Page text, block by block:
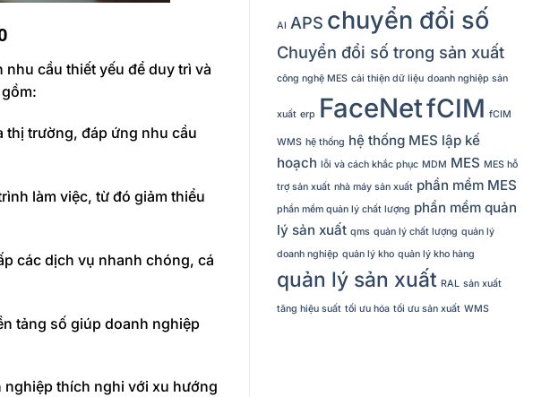
cầu thiết yếu để duy trì và
thị trường, đáp ứng nhu cầu
làm việc, từ đó giảm thiểu
các dịch vụ nhanh chóng, cá
tảng số giúp doanh nghiệp
thích nghi với xu hướng
AI APS chuyển đổi số
Chuyển đổi số trong sản xuất
công nghệ MES cải thiện dữ liệu doanh nghiệp sản
xuất erp FaceNetfCIM fCIM
WMS hệ thống hệ thống MES lập kế
hoạch lỗi và cách khắc phục MDM MES MES hỗ
trợ sản xuất nhà máy sản xuất phần mềm MES
phần mềm quản lý chất lượng phần mềm quản
lý sản xuất qms quản lý chất lượng quản lý
doanh nghiệp quản lý kho quản lý kho hàng
quản lý sản xuất RAL sản xuất
tăng hiệu suất tối ưu hóa tối ưu sản xuất WMS